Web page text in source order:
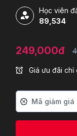
Học viên
89,534
249,000đ
Giá ưu đãi chỉ